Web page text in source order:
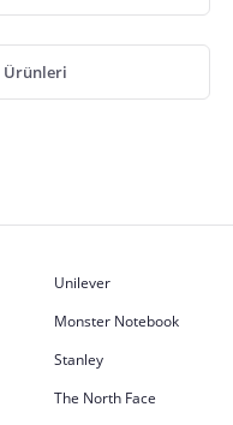
Ürünleri
Unilever
Monster Notebook
Stanley
The North Face